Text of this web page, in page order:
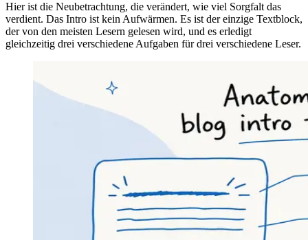
Hier ist die Neubetrachtung, die verändert, wie viel Sorgfalt das
verdient. Das Intro ist kein Aufwärmen. Es ist der einzige Textblock,
der von den meisten Lesern gelesen wird, und es erledigt
gleichzeitig drei verschiedene Aufgaben für drei verschiedene Leser.